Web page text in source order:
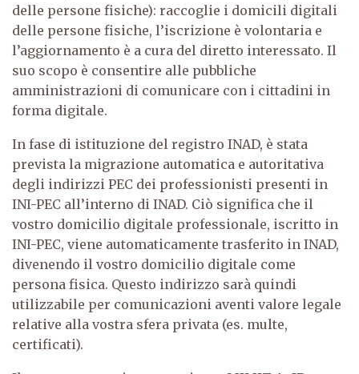
delle persone fisiche): raccoglie i domicili digitali
delle persone fisiche, l’iscrizione è volontaria e
l’aggiornamento è a cura del diretto interessato. Il
suo scopo è consentire alle pubbliche
amministrazioni di comunicare con i cittadini in
forma digitale.
In fase di istituzione del registro INAD, è stata
prevista la migrazione automatica e autoritativa
degli indirizzi PEC dei professionisti presenti in
INI-PEC all’interno di INAD. Ciò significa che il
vostro domicilio digitale professionale, iscritto in
INI-PEC, viene automaticamente trasferito in INAD,
divenendo il vostro domicilio digitale come
persona fisica. Questo indirizzo sarà quindi
utilizzabile per comunicazioni aventi valore legale
relative alla vostra sfera privata (es. multe,
certificati).